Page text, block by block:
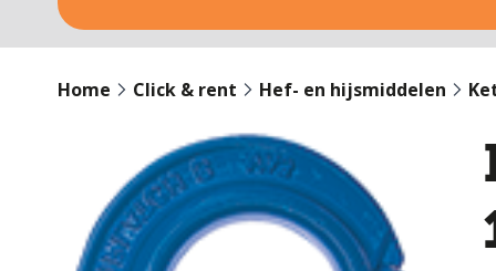
Home Click & rent Hef- en hijsmiddelen